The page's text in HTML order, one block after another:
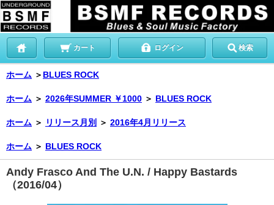
カート ログイン 検索
ホーム ＞ BLUES ROCK
ホーム ＞ 2026年SUMMER ￥1000 ＞ BLUES ROCK
ホーム ＞ リリース月別 ＞ 2016年4月リリース
ホーム ＞ BLUES ROCK
Andy Frasco And The U.N. / Happy Bastards
（2016/04）